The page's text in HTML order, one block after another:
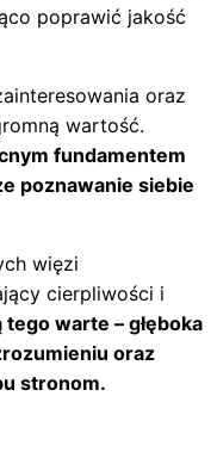
poprawić jakość
oraz
wartość.
fundamentem
poznawanie siebie
więzi
cierpliwości i
warte – głęboka
oraz
stronom.